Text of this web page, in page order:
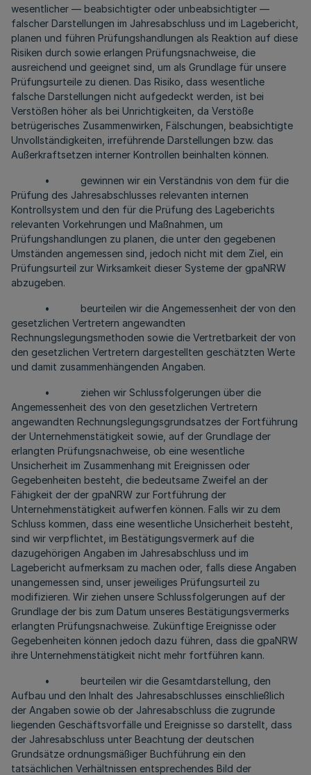
wesentlicher — beabsichtigter oder unbeabsichtigter —
falscher Darstellungen im Jahresabschluss und im Lagebericht,
planen und führen Prüfungshandlungen als Reaktion auf diese
Risiken durch sowie erlangen Prüfungsnachweise, die
ausreichend und geeignet sind, um als Grundlage für unsere
Prüfungsurteile zu dienen. Das Risiko, dass wesentliche
falsche Darstellungen nicht aufgedeckt werden, ist bei
Verstößen höher als bei Unrichtigkeiten, da Verstöße
betrügerisches Zusammenwirken, Fälschungen, beabsichtigte
Unvollständigkeiten, irreführende Darstellungen bzw. das
Außerkraftsetzen interner Kontrollen beinhalten können.
• gewinnen wir ein Verständnis von dem für die
Prüfung des Jahresabschlusses relevanten internen
Kontrollsystem und den für die Prüfung des Lageberichts
relevanten Vorkehrungen und Maßnahmen, um
Prüfungshandlungen zu planen, die unter den gegebenen
Umständen angemessen sind, jedoch nicht mit dem Ziel, ein
Prüfungsurteil zur Wirksamkeit dieser Systeme der gpaNRW
abzugeben.
• beurteilen wir die Angemessenheit der von den
gesetzlichen Vertretern angewandten
Rechnungslegungsmethoden sowie die Vertretbarkeit der von
den gesetzlichen Vertretern dargestellten geschätzten Werte
und damit zusammenhängenden Angaben.
• ziehen wir Schlussfolgerungen über die
Angemessenheit des von den gesetzlichen Vertretern
angewandten Rechnungslegungsgrundsatzes der Fortführung
der Unternehmenstätigkeit sowie, auf der Grundlage der
erlangten Prüfungsnachweise, ob eine wesentliche
Unsicherheit im Zusammenhang mit Ereignissen oder
Gegebenheiten besteht, die bedeutsame Zweifel an der
Fähigkeit der der gpaNRW zur Fortführung der
Unternehmenstätigkeit aufwerfen können. Falls wir zu dem
Schluss kommen, dass eine wesentliche Unsicherheit besteht,
sind wir verpflichtet, im Bestätigungsvermerk auf die
dazugehörigen Angaben im Jahresabschluss und im
Lagebericht aufmerksam zu machen oder, falls diese Angaben
unangemessen sind, unser jeweiliges Prüfungsurteil zu
modifizieren. Wir ziehen unsere Schlussfolgerungen auf der
Grundlage der bis zum Datum unseres Bestätigungsvermerks
erlangten Prüfungsnachweise. Zukünftige Ereignisse oder
Gegebenheiten können jedoch dazu führen, dass die gpaNRW
ihre Unternehmenstätigkeit nicht mehr fortführen kann.
• beurteilen wir die Gesamtdarstellung, den
Aufbau und den Inhalt des Jahresabschlusses einschließlich
der Angaben sowie ob der Jahresabschluss die zugrunde
liegenden Geschäftsvorfälle und Ereignisse so darstellt, dass
der Jahresabschluss unter Beachtung der deutschen
Grundsätze ordnungsmäßiger Buchführung ein den
tatsächlichen Verhältnissen entsprechendes Bild der